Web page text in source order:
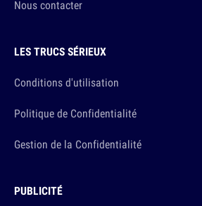
Nous contacter
LES TRUCS SÉRIEUX
Conditions d'utilisation
Politique de Confidentialité
Gestion de la Confidentialité
PUBLICITÉ